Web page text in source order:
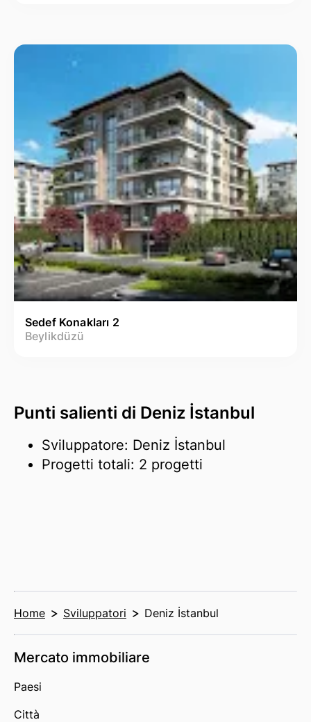
Sedef Konakları 2
Beylikdüzü
Punti salienti di Deniz İstanbul
Sviluppatore: Deniz İstanbul
Progetti totali: 2 progetti
Home Sviluppatori Deniz İstanbul
Mercato immobiliare
Paesi
Città